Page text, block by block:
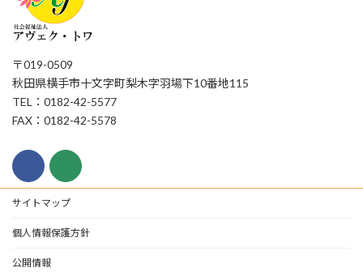
〒019-0509
秋田県横手市十文字町梨木字羽場下10番地115
TEL：0182-42-5577
FAX：0182-42-5578
サイトマップ
個人情報保護方針
公開情報